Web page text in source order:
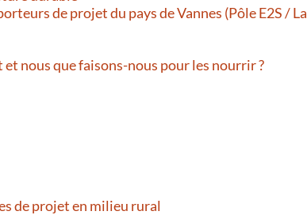
de projet du pays de Vannes (Pôle E2S / La
nous que faisons-nous pour les nourrir ?
de projet en milieu rural